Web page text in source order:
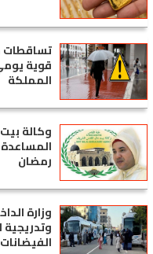
تساقطات
قوية
المملكة
وكالة
رمضان
وزارة
الفيضانات